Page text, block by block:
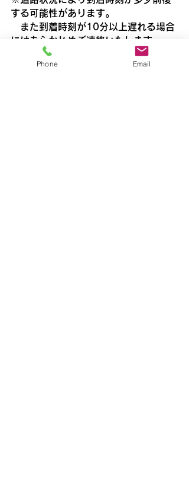
する可能性があります。
また到着時刻が10分以上遅れる場合
にはあらかじめご連絡いたします。
Phone Email